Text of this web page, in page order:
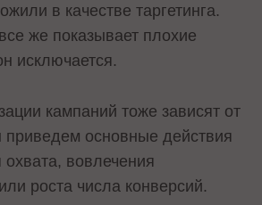
в качестве таргетинга.
же показывает плохие
исключается.
кампаний тоже зависят от
основные действия
вовлечения
роста числа конверсий.